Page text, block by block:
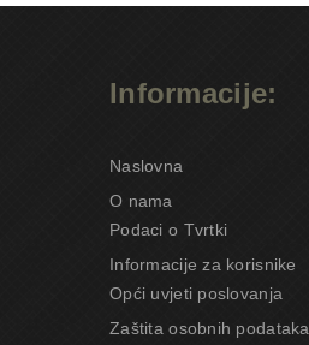
Informacije:
Naslovna
O nama
Podaci o Tvrtki
Informacije za korisnike
Opći uvjeti poslovanja
Zaštita osobnih podataka